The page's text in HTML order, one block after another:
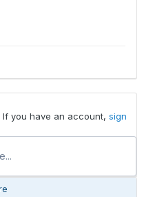
you have an account, sign